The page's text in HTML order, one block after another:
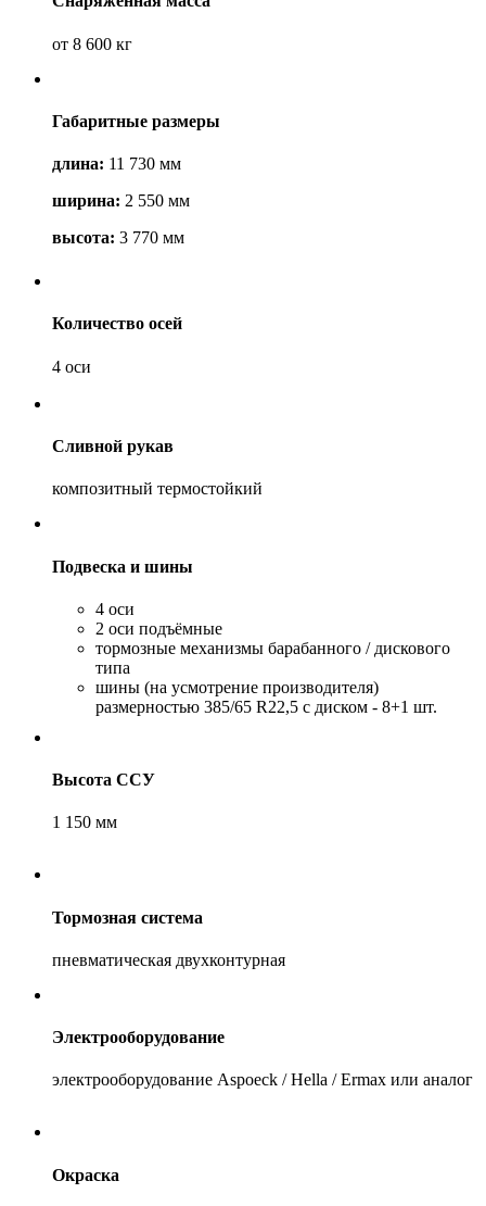
от 8 600 кг
Габаритные размеры
длина: 11 730 мм
ширина: 2 550 мм
высота: 3 770 мм
Количество осей
4 оси
Сливной рукав
композитный термостойкий
Подвеска и шины
4 оси
2 оси подъёмные
тормозные механизмы барабанного / дискового
типа
шины (на усмотрение производителя)
размерностью 385/65 R22,5 с диском - 8+1 шт.
Высота ССУ
1 150 мм
Тормозная система
пневматическая двухконтурная
Электрооборудование
электрооборудование Aspoeck / Hella / Ermax или аналог
Окраска